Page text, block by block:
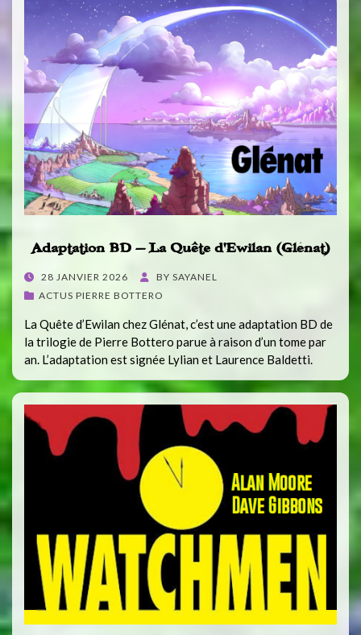
Adaptation BD – La Quête d’Ewilan (Glénat)
POSTED
ON
28 JANVIER 2026 BY SAYANEL
ACTUS PIERRE BOTTERO
La Quête d’Ewilan chez Glénat, c’est une adaptation BD de
la trilogie de Pierre Bottero parue à raison d’un tome par
an. L’adaptation est signée Lylian et Laurence Baldetti.